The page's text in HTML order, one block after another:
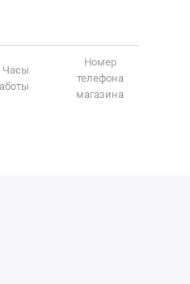
Часы
Номер
телефона
магазина